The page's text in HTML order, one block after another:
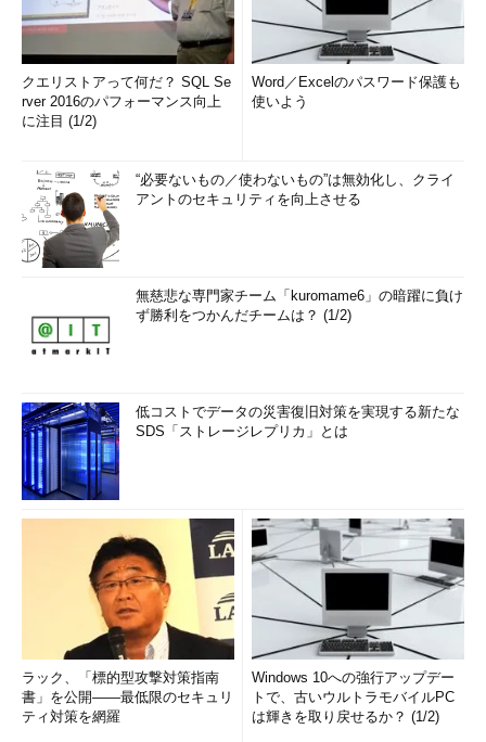
クエリストアって何だ？ SQL Se
rver 2016のパフォーマンス向上
に注目 (1/2)
Word／Excelのパスワード保護も
使いよう
“必要ないもの／使わないもの”は無効化し、クライ
アントのセキュリティを向上させる
無慈悲な専門家チーム「kuromame6」の暗躍に負け
ず勝利をつかんだチームは？ (1/2)
低コストでデータの災害復旧対策を実現する新たな
SDS「ストレージレプリカ」とは
ラック、「標的型攻撃対策指南
書」を公開――最低限のセキュリ
ティ対策を網羅
Windows 10への強行アップデー
トで、古いウルトラモバイルPC
は輝きを取り戻せるか？ (1/2)